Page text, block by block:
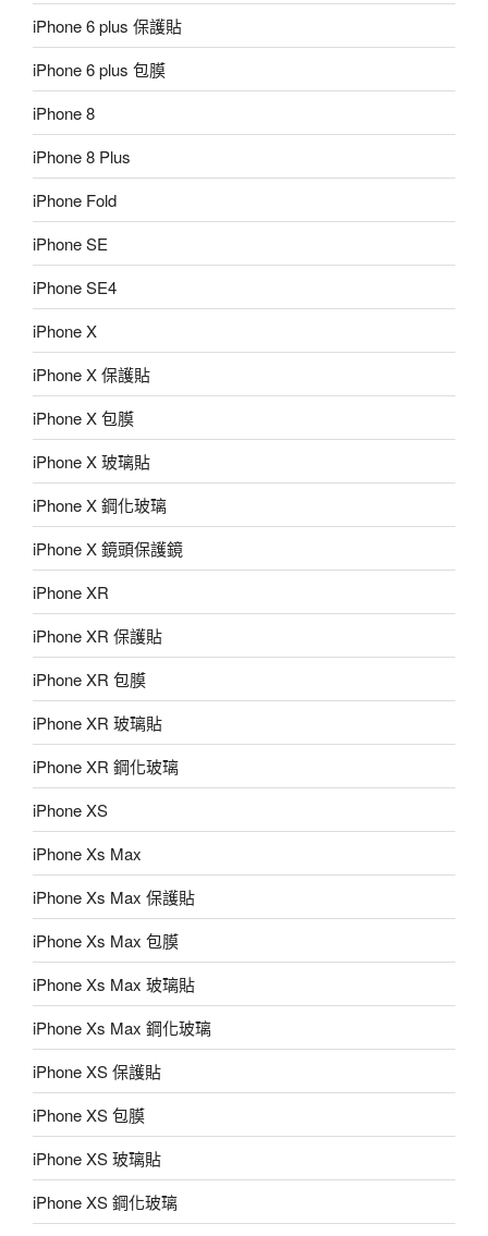
iPhone 6 plus 保護貼
iPhone 6 plus 包膜
iPhone 8
iPhone 8 Plus
iPhone Fold
iPhone SE
iPhone SE4
iPhone X
iPhone X 保護貼
iPhone X 包膜
iPhone X 玻璃貼
iPhone X 鋼化玻璃
iPhone X 鏡頭保護鏡
iPhone XR
iPhone XR 保護貼
iPhone XR 包膜
iPhone XR 玻璃貼
iPhone XR 鋼化玻璃
iPhone XS
iPhone Xs Max
iPhone Xs Max 保護貼
iPhone Xs Max 包膜
iPhone Xs Max 玻璃貼
iPhone Xs Max 鋼化玻璃
iPhone XS 保護貼
iPhone XS 包膜
iPhone XS 玻璃貼
iPhone XS 鋼化玻璃